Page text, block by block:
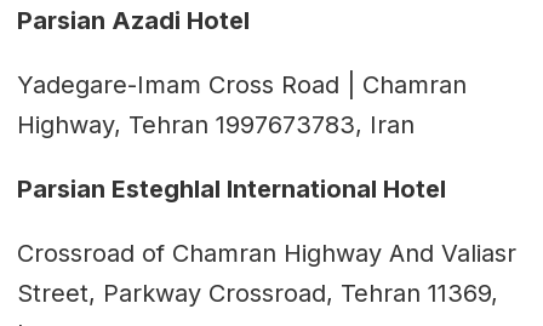
Parsian Azadi Hotel
Yadegare-Imam Cross Road | Chamran
Highway, Tehran 1997673783, Iran
Parsian Esteghlal International Hotel
Crossroad of Chamran Highway And Valiasr
Street, Parkway Crossroad, Tehran 11369,